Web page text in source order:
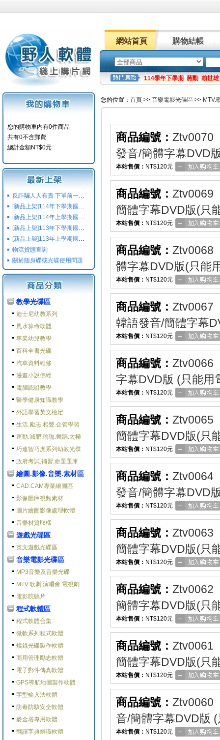
網站首頁 購物結帳
114學年下學期 蔣勳 賴世雄
您的購物車内有0件商品
共有0不含郵費
總計金額NT$0元
反詐騙人人有責 下單前一定要注意
[新品上架]114年下學期國小國中高中命題光碟,校用卷,習作
[新品上架]114年上學期國小國中高中命題光碟,校用卷,習作
[新品上架]113年下學期國小國中高中命題光碟,校用卷,習作
[新品上架]113年上學期國小國中高中命題光碟,校用卷,習作
物流貨態查詢
關於随身碟或光碟使用問題
教學光碟區
迪士尼幼教系列
風水算命軟體
專業幼兒教學
百科全書光碟
汽車資料維修
漫畫小說佛經
電腦認證教學
醫學健康知識教學
外語學習英文檢定
生活.勵志.相聲.企管學習
運動.減肥.瑜珈.舞蹈.太極
巧連智巧虎系列幼教光碟
政府考試,補習,命題題庫
繪圖.影像.音樂.素材區
CAD.CAM專業繪圖區
影像圖庫視頻素材
圖片繪圖影像處理軟體
音樂材質取樣
遊戲光碟區
英文遊戲光碟區
音樂電影光碟區
MP3音樂及音樂光碟
MTV.歌劇.演唱會.電視劇
電影院縣片
程式軟體區
程式軟體合集
微軟系列程式軟體
燒錄光碟製作軟體
商用管理勵志軟體
電子郵件傳真軟體
GPS導航地圖製作軟體
字型輸入法軟體
防毒防駭安全軟體
麥金塔專用軟體
翻譯字典辨識軟體
您的位置： 首頁 >> 音樂電影光碟區 >> MTV.
商品編號： Ztv0070
發音/簡體字幕DVD
本站售價： NT$120元
商品編號： Ztv0069
簡體字幕DVD版(只
本站售價： NT$120元
商品編號： Ztv0068
體字幕DVD版(只能
本站售價： NT$120元
商品編號： Ztv0067
韓語發音/簡體字幕
本站售價： NT$120元
商品編號： Ztv0066
字幕DVD版 (只能用
本站售價： NT$120元
商品編號： Ztv0065
簡體字幕DVD版(只
本站售價： NT$120元
商品編號： Ztv0064
發音/簡體字幕DVD
本站售價： NT$120元
商品編號： Ztv0063
簡體字幕DVD版(只
本站售價： NT$120元
商品編號： Ztv0062
簡體字幕DVD版(只
本站售價： NT$120元
商品編號： Ztv0061
簡體字幕DVD版(只
本站售價： NT$120元
商品編號： Ztv0060
音/簡體字幕DVD版
本站售價： NT$120元